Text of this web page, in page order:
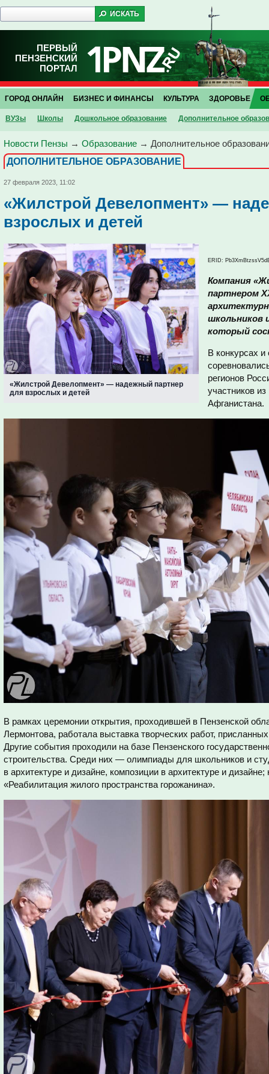
ПЕРВЫЙ
ПЕНЗЕНСКИЙ
ПОРТАЛ
ГОРОД ОНЛАЙН БИЗНЕС И ФИНАНСЫ КУЛЬТУРА ЗДОРОВЬЕ
ВУЗы Школы Дошкольное образование Дополнительное
Новости Пензы → Образование → Дополнительное
ДОПОЛНИТЕЛЬНОЕ ОБРАЗОВАНИЕ
27 февраля 2023, 11:02
«Жилстрой Девелопмент» —
взрослых и детей
«Жилстрой Девелопмент» — надежный партнер
для взрослых и детей
ERID:
Компания
партнером
школьников
который
В конкурсах
регионов
участников
Афганистана.
В рамках церемонии открытия, проходившей в Пензенской
Лермонтова, работала выставка творческих работ,
Другие события проходили на базе Пензенского
строительства. Среди них — олимпиады для школьников и
в архитектуре и дизайне, композиции в архитектуре и
«Реабилитация жилого пространства горожанина».